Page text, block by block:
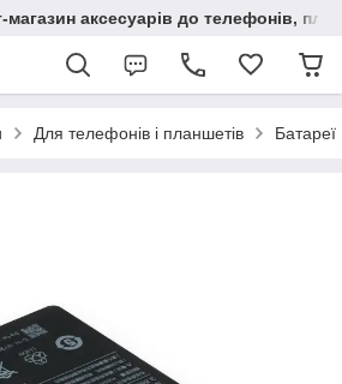
аксесуарів до телефонів,
Для телефонів і планшетів Батареї